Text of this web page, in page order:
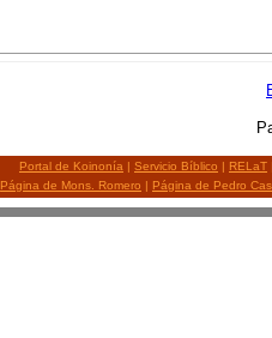
Portal de Koinonía | Servicio Bíblico | RELaT
Página de Mons. Romero | Página de Pedro